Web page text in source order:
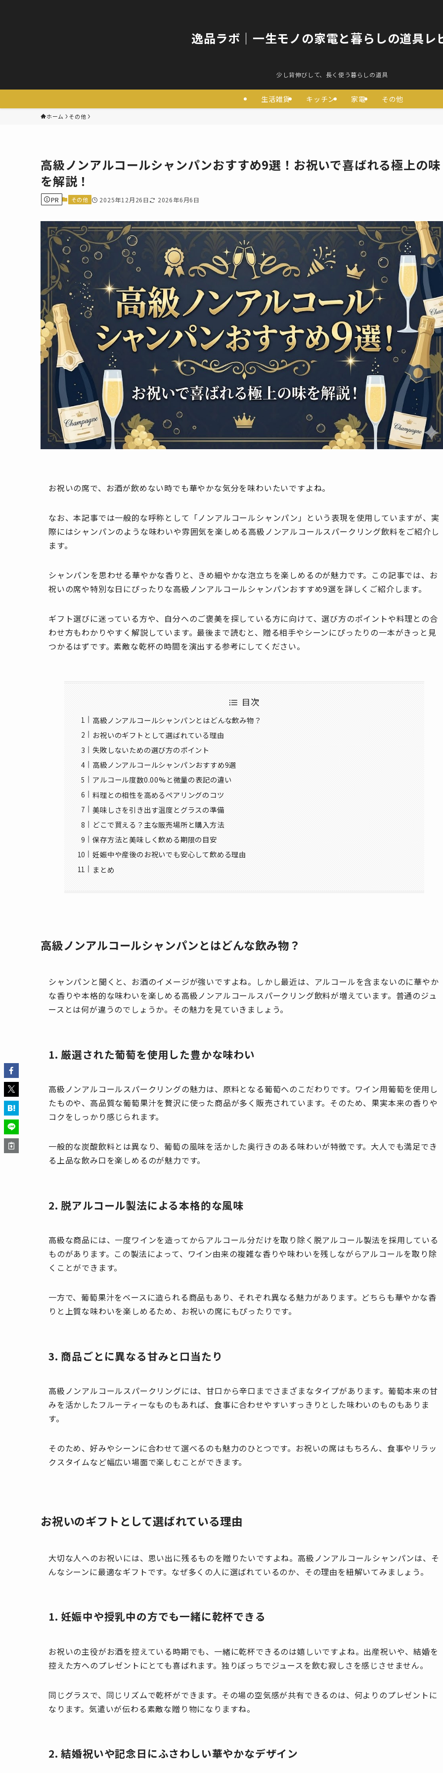
逸品ラボ｜一生モノの家電と暮らしの道具レ
少し背伸びして、長く使う暮らしの道具
生活雑貨 キッチン 家電 その他
ホーム その他
高級ノンアルコールシャンパンおすすめ9選！お祝いで喜ばれる極上の味
を解説！
PR その他 2025年12月26日 2026年6月6日
お祝いの席で、お酒が飲めない時でも華やかな気分を味わいたいですよね。
なお、本記事では一般的な呼称として「ノンアルコールシャンパン」という表現を使用していますが、実
際にはシャンパンのような味わいや雰囲気を楽しめる高級ノンアルコールスパークリング飲料をご紹介し
ます。
シャンパンを思わせる華やかな香りと、きめ細やかな泡立ちを楽しめるのが魅力です。この記事では、お
祝いの席や特別な日にぴったりな高級ノンアルコールシャンパンおすすめ9選を詳しくご紹介します。
ギフト選びに迷っている方や、自分へのご褒美を探している方に向けて、選び方のポイントや料理との合
わせ方もわかりやすく解説しています。最後まで読むと、贈る相手やシーンにぴったりの一本がきっと見
つかるはずです。素敵な乾杯の時間を演出する参考にしてください。
目次
高級ノンアルコールシャンパンとはどんな飲み物？
お祝いのギフトとして選ばれている理由
失敗しないための選び方のポイント
高級ノンアルコールシャンパンおすすめ9選
アルコール度数0.00%と微量の表記の違い
料理との相性を高めるペアリングのコツ
美味しさを引き出す温度とグラスの準備
どこで買える？主な販売場所と購入方法
保存方法と美味しく飲める期限の目安
妊娠中や産後のお祝いでも安心して飲める理由
まとめ
高級ノンアルコールシャンパンとはどんな飲み物？
シャンパンと聞くと、お酒のイメージが強いですよね。しかし最近は、アルコールを含まないのに華やか
な香りや本格的な味わいを楽しめる高級ノンアルコールスパークリング飲料が増えています。普通のジュ
ースとは何が違うのでしょうか。その魅力を見ていきましょう。
1. 厳選された葡萄を使用した豊かな味わい
高級ノンアルコールスパークリングの魅力は、原料となる葡萄へのこだわりです。ワイン用葡萄を使用し
たものや、高品質な葡萄果汁を贅沢に使った商品が多く販売されています。そのため、果実本来の香りや
コクをしっかり感じられます。
一般的な炭酸飲料とは異なり、葡萄の風味を活かした奥行きのある味わいが特徴です。大人でも満足でき
る上品な飲み口を楽しめるのが魅力です。
2. 脱アルコール製法による本格的な風味
高級な商品には、一度ワインを造ってからアルコール分だけを取り除く脱アルコール製法を採用している
ものがあります。この製法によって、ワイン由来の複雑な香りや味わいを残しながらアルコールを取り除
くことができます。
一方で、葡萄果汁をベースに造られる商品もあり、それぞれ異なる魅力があります。どちらも華やかな香
りと上質な味わいを楽しめるため、お祝いの席にもぴったりです。
3. 商品ごとに異なる甘みと口当たり
高級ノンアルコールスパークリングには、甘口から辛口までさまざまなタイプがあります。葡萄本来の甘
みを活かしたフルーティーなものもあれば、食事に合わせやすいすっきりとした味わいのものもありま
す。
そのため、好みやシーンに合わせて選べるのも魅力のひとつです。お祝いの席はもちろん、食事やリラッ
クスタイムなど幅広い場面で楽しむことができます。
お祝いのギフトとして選ばれている理由
大切な人へのお祝いには、思い出に残るものを贈りたいですよね。高級ノンアルコールシャンパンは、そ
んなシーンに最適なギフトです。なぜ多くの人に選ばれているのか、その理由を紐解いてみましょう。
1. 妊娠中や授乳中の方でも一緒に乾杯できる
お祝いの主役がお酒を控えている時期でも、一緒に乾杯できるのは嬉しいですよね。出産祝いや、結婚を
控えた方へのプレゼントにとても喜ばれます。独りぼっちでジュースを飲む寂しさを感じさせません。
同じグラスで、同じリズムで乾杯ができます。その場の空気感が共有できるのは、何よりのプレゼントに
なります。気遣いが伝わる素敵な贈り物になりますね。
2. 結婚祝いや記念日にふさわしい華やかなデザイン